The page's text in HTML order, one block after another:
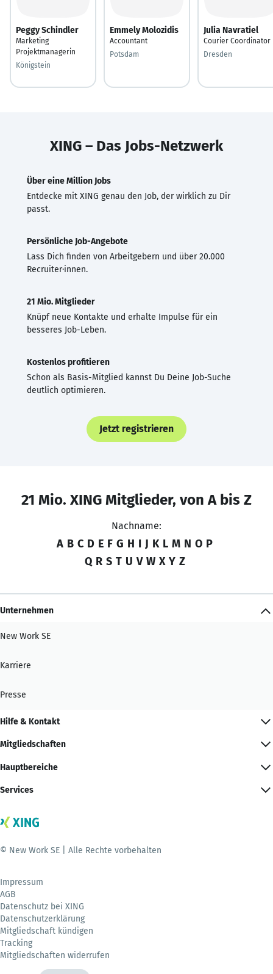
Peggy Schindler
Marketing
Projektmanagerin
Königstein
Emmely Molozidis
Accountant
Potsdam
Julia Navratiel
Courier Coordinator
Dresden
XING – Das Jobs-Netzwerk
Über eine Million Jobs
Entdecke mit XING genau den Job, der wirklich zu Dir
passt.
Persönliche Job-Angebote
Lass Dich finden von Arbeitgebern und über 20.000
Recruiter·innen.
21 Mio. Mitglieder
Knüpf neue Kontakte und erhalte Impulse für ein
besseres Job-Leben.
Kostenlos profitieren
Schon als Basis-Mitglied kannst Du Deine Job-Suche
deutlich optimieren.
Jetzt registrieren
21 Mio. XING Mitglieder, von A bis Z
Nachname:
A B C D E F G H I J K L M N O P
Q R S T U V W X Y Z
Unternehmen
New Work SE
Karriere
Presse
Hilfe & Kontakt
Mitgliedschaften
Hauptbereiche
Services
© New Work SE | Alle Rechte vorbehalten
Impressum
AGB
Datenschutz bei XING
Datenschutzerklärung
Mitgliedschaft kündigen
Tracking
Mitgliedschaften widerrufen